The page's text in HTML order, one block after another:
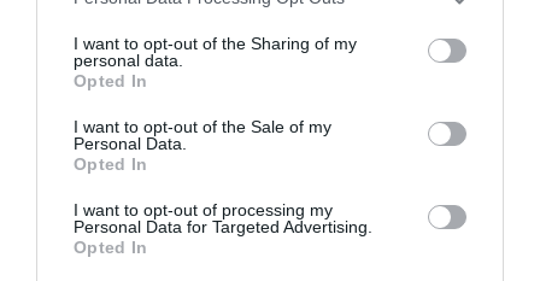
I want to opt-out of the Sharing of my
personal data.
Opted In
I want to opt-out of the Sale of my
Personal Data.
Opted In
I want to opt-out of processing my
Personal Data for Targeted Advertising.
Opted In